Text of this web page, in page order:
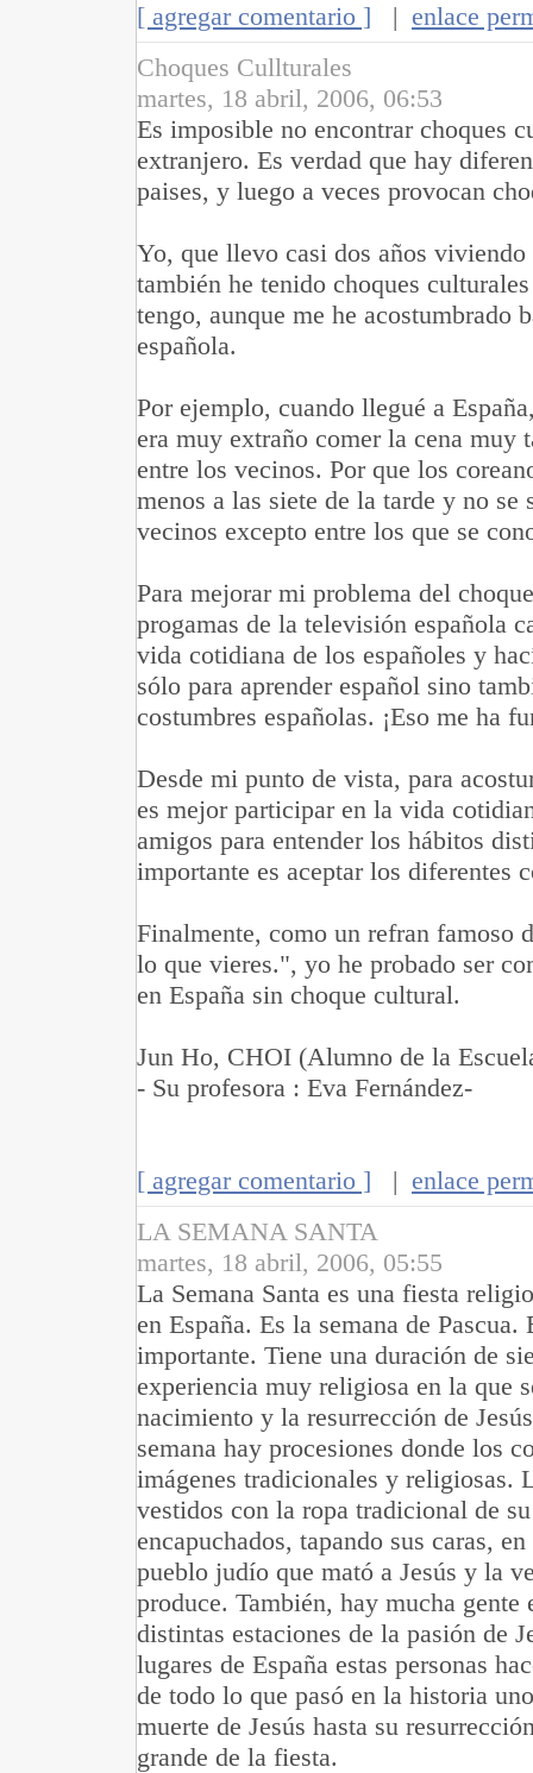
[ agregar comentario ] | enlace
Choques Cullturales
martes, 18 abril, 2006, 06:53
Es imposible no encontrar choques
extranjero. Es verdad que hay
paises, y luego a veces provocan
Yo, que llevo casi dos años viviendo
también he tenido choques
tengo, aunque me he acostumbrado
española.
Por ejemplo, cuando llegué a
era muy extraño comer la cena muy
entre los vecinos. Por que los
menos a las siete de la tarde y no se
vecinos excepto entre los que se
Para mejorar mi problema del
progamas de la televisión española
vida cotidiana de los españoles y
sólo para aprender español sino
costumbres españolas. ¡Eso me ha
Desde mi punto de vista, para
es mejor participar en la vida
amigos para entender los hábitos
importante es aceptar los diferentes
Finalmente, como un refran famoso
lo que vieres.", yo he probado ser
en España sin choque cultural.
Jun Ho, CHOI (Alumno de la
- Su profesora : Eva Fernández-
[ agregar comentario ] | enlace
LA SEMANA SANTA
martes, 18 abril, 2006, 05:55
La Semana Santa es una fiesta
en España. Es la semana de Pascua.
importante. Tiene una duración de
experiencia muy religiosa en la que
nacimiento y la resurrección de
semana hay procesiones donde los
imágenes tradicionales y religiosas.
vestidos con la ropa tradicional de
encapuchados, tapando sus caras,
pueblo judío que mató a Jesús y la
produce. También, hay mucha gente
distintas estaciones de la pasión de
lugares de España estas personas
de todo lo que pasó en la historia
muerte de Jesús hasta su
grande de la fiesta.